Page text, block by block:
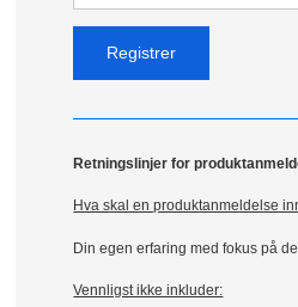
Retningslinjer for
Hva skal en produktanmeldelse
Din egen erfaring med fokus på
Vennligst ikke inkluder: